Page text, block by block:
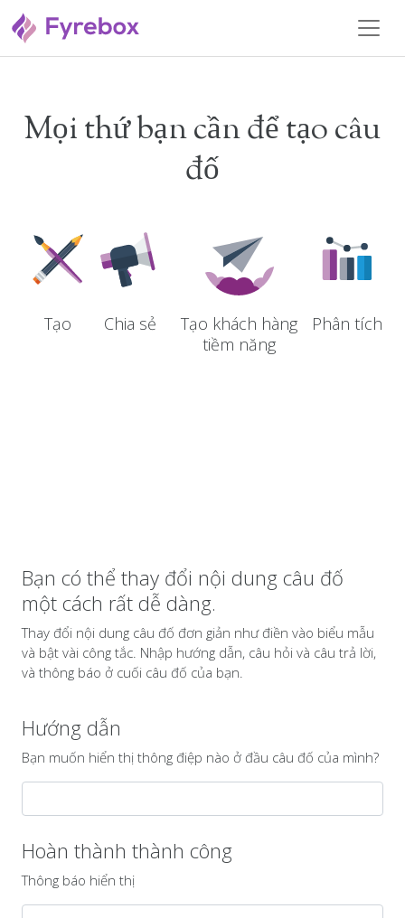
Mọi thứ bạn cần để tạo câu
đố
Tạo Chia sẻ
Tạo khách hàng
tiềm năng
Phân tích
Bạn có thể thay đổi nội dung câu đố
một cách rất dễ dàng.
Thay đổi nội dung câu đố đơn giản như điền vào biểu mẫu
và bật vài công tắc. Nhập hướng dẫn, câu hỏi và câu trả lời,
và thông báo ở cuối câu đố của bạn.
Hướng dẫn
Bạn muốn hiển thị thông điệp nào ở đầu câu đố của mình?
Hoàn thành thành công
Thông báo hiển thị